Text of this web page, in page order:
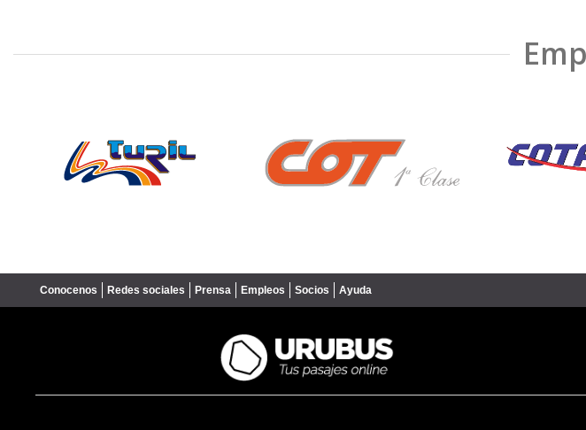
Conocenos Redes sociales Prensa Empleos Socios Ayuda